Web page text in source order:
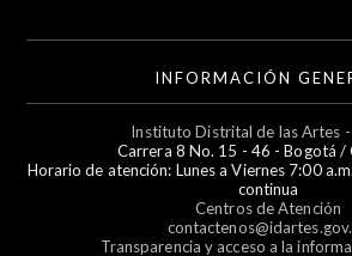
INFORMACIÓN
Instituto Distrital de las Artes
Carrera 8 No. 15 - 46 - Bogotá /
Horario de atención: Lunes a Viernes 7:00
continua
Centros de Atención
Transparencia y acceso a la